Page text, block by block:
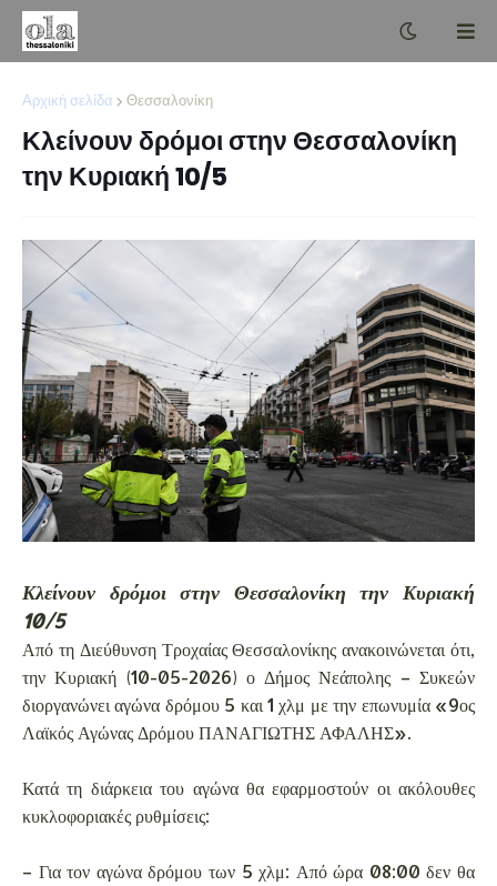
Αρχική σελίδα Θεσσαλονίκη
Κλείνουν δρόμοι στην Θεσσαλονίκη
την Κυριακή 10/5
Κλείνουν δρόμοι στην Θεσσαλονίκη την Κυριακή
10/5
Από τη Διεύθυνση Τροχαίας Θεσσαλονίκης ανακοινώνεται ότι,
την Κυριακή (10-05-2026) ο Δήμος Νεάπολης – Συκεών
διοργανώνει αγώνα δρόμου 5 και 1 χλμ με την επωνυμία «9ος
Λαϊκός Αγώνας Δρόμου ΠΑΝΑΓΙΩΤΗΣ ΑΦΑΛΗΣ».
Κατά τη διάρκεια του αγώνα θα εφαρμοστούν οι ακόλουθες
κυκλοφοριακές ρυθμίσεις:
– Για τον αγώνα δρόμου των 5 χλμ: Από ώρα 08:00 δεν θα